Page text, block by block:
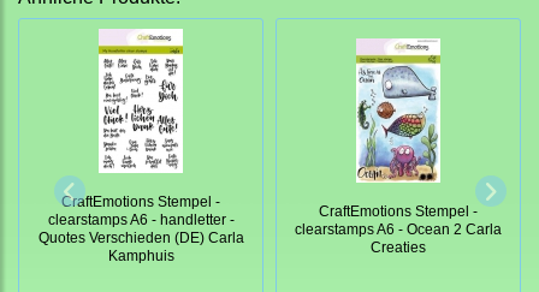
CraftEmotions Stempel -
clearstamps A6 - handletter -
Quotes Verschieden (DE) Carla
Kamphuis
CraftEmotions Stempel -
clearstamps A6 - Ocean 2 Carla
Creaties